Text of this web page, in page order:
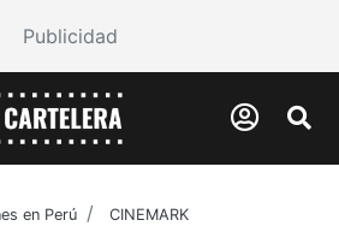
Publicidad
en Perú
CINEMARK